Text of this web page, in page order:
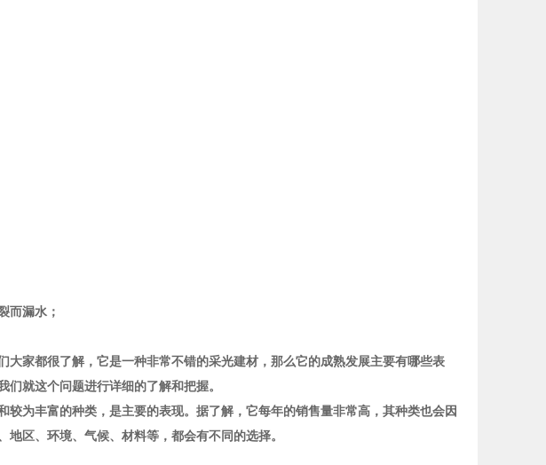
而漏水；
家都很了解，它是一种非常不错的采光建材，那么它的成熟发展主要有哪些表
就这个问题进行详细的了解和把握。
为丰富的种类，是主要的表现。据了解，它每年的销售量非常高，其种类也会因
区、环境、气候、材料等，都会有不同的选择。